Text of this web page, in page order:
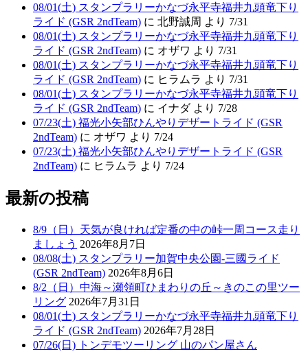
08/01(土) スタンプラリーかなづ永平寺福井九頭竜下り
ライド (GSR 2ndTeam) に 北野誠周 より 7/31
08/01(土) スタンプラリーかなづ永平寺福井九頭竜下り
ライド (GSR 2ndTeam) に オザワ より 7/31
08/01(土) スタンプラリーかなづ永平寺福井九頭竜下り
ライド (GSR 2ndTeam) に ヒラムラ より 7/31
08/01(土) スタンプラリーかなづ永平寺福井九頭竜下り
ライド (GSR 2ndTeam) に イナダ より 7/28
07/23(土) 福光小矢部ひんやりデザートライド (GSR
2ndTeam) に オザワ より 7/24
07/23(土) 福光小矢部ひんやりデザートライド (GSR
2ndTeam) に ヒラムラ より 7/24
最新の投稿
8/9（日）天気が良ければ定番の中の峠一周コース走り
ましょう 2026年8月7日
08/08(土) スタンプラリー加賀中央公園-三國ライド
(GSR 2ndTeam) 2026年8月6日
8/2（日）中海～瀬領町ひまわりの丘～きのこの里ツー
リング 2026年7月31日
08/01(土) スタンプラリーかなづ永平寺福井九頭竜下り
ライド (GSR 2ndTeam) 2026年7月28日
07/26(日) トンデモツーリング 山のパン屋さん